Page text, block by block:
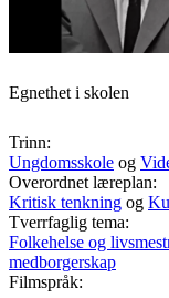
Egnethet i skolen
Trinn:
Ungdomsskole og
Overordnet læreplan:
Kritisk tenkning og
Tverrfaglig tema:
Folkehelse og
medborgerskap
Filmspråk: